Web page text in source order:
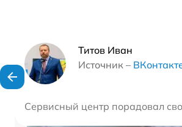
Титов Иван
Источник –
Сервисный центр порадовал
Наши